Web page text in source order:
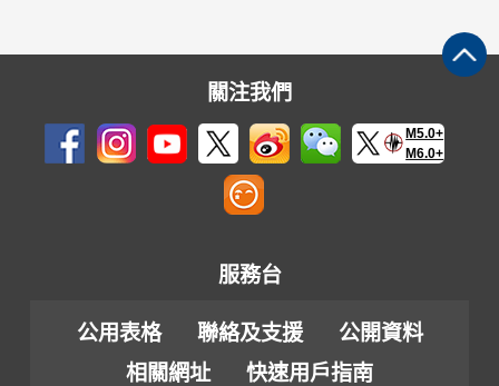
關注我們
M5.0+
M6.0+
服務台
公用表格 聯絡及支援
公開資料
相關網址
快速用戶指南